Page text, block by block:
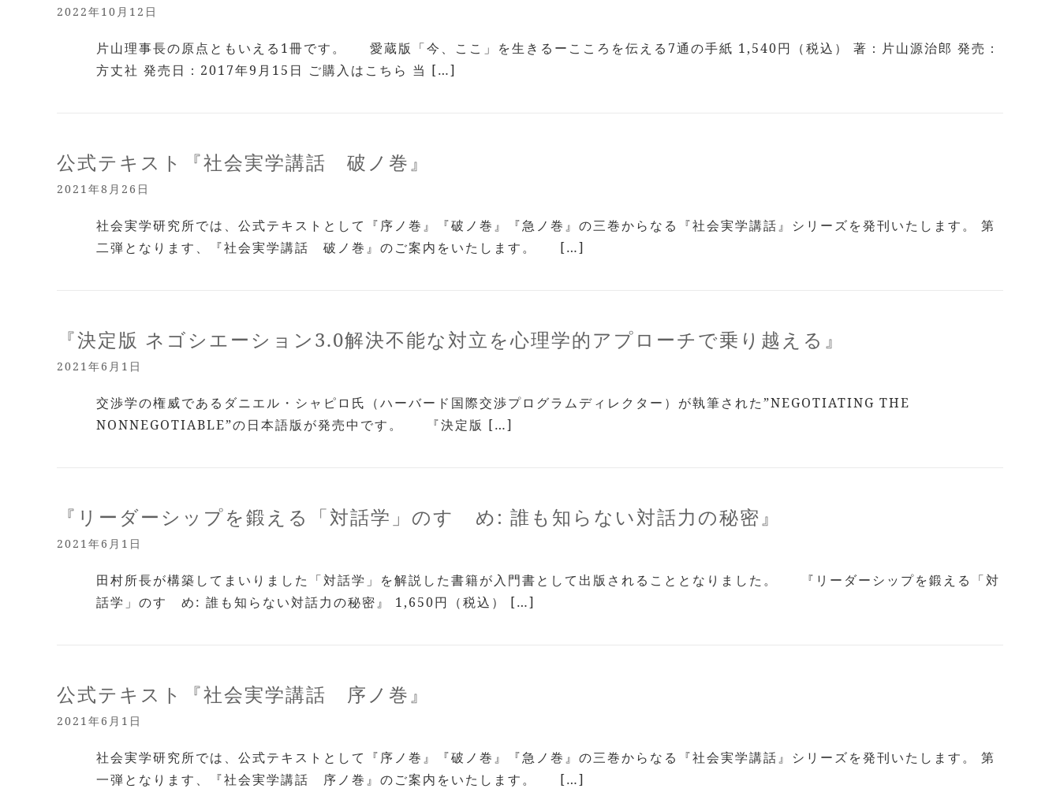
2022年10月12日
片山理事長の原点ともいえる1冊です。 愛蔵版「今、ここ」を生きるーこころを伝える7通の手紙 1,540円（税込） 著：片山源治郎 発売：
方丈社 発売日：2017年9月15日 ご購入はこちら 当 […]
公式テキスト『社会実学講話 破ノ巻』
2021年8月26日
社会実学研究所では、公式テキストとして『序ノ巻』『破ノ巻』『急ノ巻』の三巻からなる『社会実学講話』シリーズを発刊いたします。 第
二弾となります、『社会実学講話 破ノ巻』のご案内をいたします。 […]
『決定版 ネゴシエーション3.0解決不能な対立を心理学的アプローチで乗り越える』
2021年6月1日
交渉学の権威であるダニエル・シャピロ氏（ハーバード国際交渉プログラムディレクター）が執筆された”NEGOTIATING THE
NONNEGOTIABLE”の日本語版が発売中です。 『決定版 […]
『リーダーシップを鍛える「対話学」のすゝめ: 誰も知らない対話力の秘密』
2021年6月1日
田村所長が構築してまいりました「対話学」を解説した書籍が入門書として出版されることとなりました。 『リーダーシップを鍛える「対
話学」のすゝめ: 誰も知らない対話力の秘密』 1,650円（税込） […]
公式テキスト『社会実学講話 序ノ巻』
2021年6月1日
社会実学研究所では、公式テキストとして『序ノ巻』『破ノ巻』『急ノ巻』の三巻からなる『社会実学講話』シリーズを発刊いたします。 第
一弾となります、『社会実学講話 序ノ巻』のご案内をいたします。 […]